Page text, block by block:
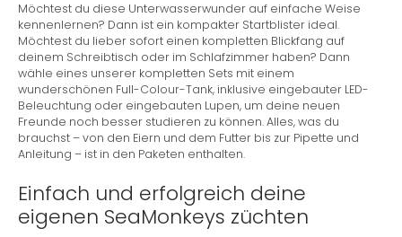
Möchtest du diese Unterwasserwunder auf einfache Weise
kennenlernen? Dann ist ein kompakter Startblister ideal.
Möchtest du lieber sofort einen kompletten Blickfang auf
deinem Schreibtisch oder im Schlafzimmer haben? Dann
wähle eines unserer kompletten Sets mit einem
wunderschönen Full-Colour-Tank, inklusive eingebauter LED-
Beleuchtung oder eingebauten Lupen, um deine neuen
Freunde noch besser studieren zu können. Alles, was du
brauchst – von den Eiern und dem Futter bis zur Pipette und
Anleitung – ist in den Paketen enthalten.
Einfach und erfolgreich deine
eigenen SeaMonkeys züchten